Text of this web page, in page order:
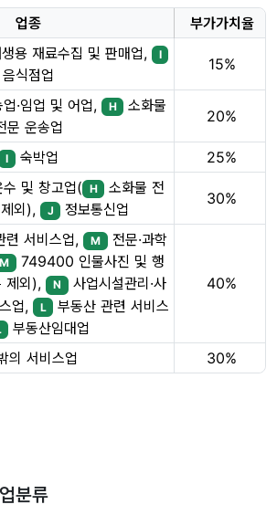
업종 부가가치율
용 재료수집 및 판매업, I
음식점업
15%
·임업 및 어업, H
소화물
문 운송업
20%
I 숙박업 25%
및 창고업( H
소화물 전
외),
J 정보통신업
30%
련 서비스업, M 전문·과학
M 749400 인물사진 및 행
제외), N 사업시설관리·사
업,
L
부동산 관련 서비스
부동산임대업
40%
의 서비스업 30%
분류